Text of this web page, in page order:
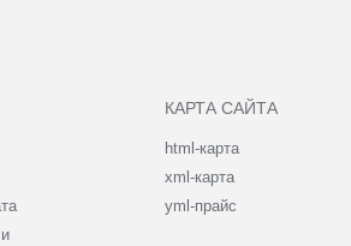
КАРТА САЙТА
html-карта
xml-карта
yml-прайс